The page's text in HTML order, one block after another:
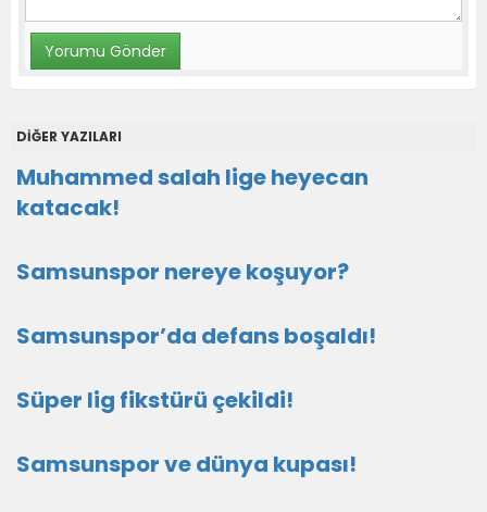
DİĞER YAZILARI
Muhammed salah lige heyecan
katacak!
Samsunspor nereye koşuyor?
Samsunspor’da defans boşaldı!
Süper lig fikstürü çekildi!
Samsunspor ve dünya kupası!